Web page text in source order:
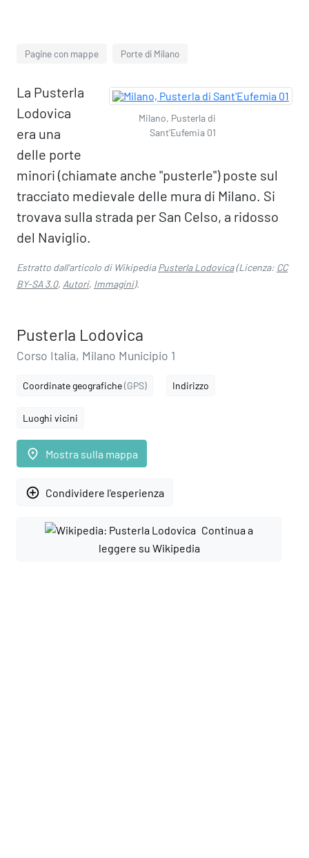
Pagine con mappe Porte di Milano
Milano, Pusterla di
Sant'Eufemia 01
La Pusterla
Lodovica
era una
delle porte
minori (chiamate anche "pusterle") poste sul
tracciato medievale delle mura di Milano. Si
trovava sulla strada per San Celso, a ridosso
del Naviglio.
Estratto dall'articolo di WikipediaPusterla Lodovica(Licenza: CC
BY-SA 3.0, Autori, Immagini).
Pusterla Lodovica
Corso Italia, Milano Municipio 1
Coordinate geografiche(GPS) Indirizzo
Luoghi vicini
place Mostra sulla mappa
add_circle_outline Condividere l'esperienza
Continua a
leggere su Wikipedia